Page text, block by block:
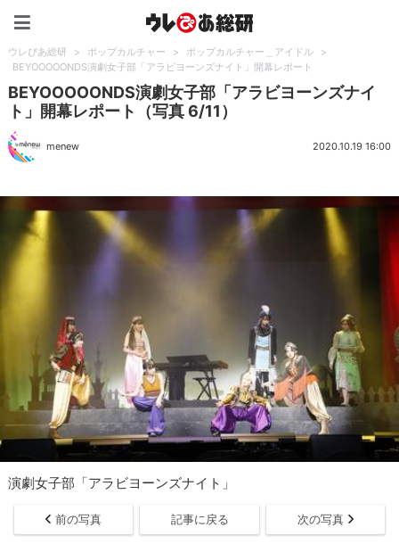
ウレぴあ総研 > ポップカルチャー > ポップカルチャー＿アイドル
>
BEYOOOOONDS演劇女子部「アラビヨーンズナイト」開幕レポート
BEYOOOOONDS演劇女子部「アラビヨーンズナイ
ト」開幕レポート（写真 6/11）
menew 2020.10.19 16:00
演劇女子部「アラビヨーンズナイト」
前の写真 記事に戻る 次の写真